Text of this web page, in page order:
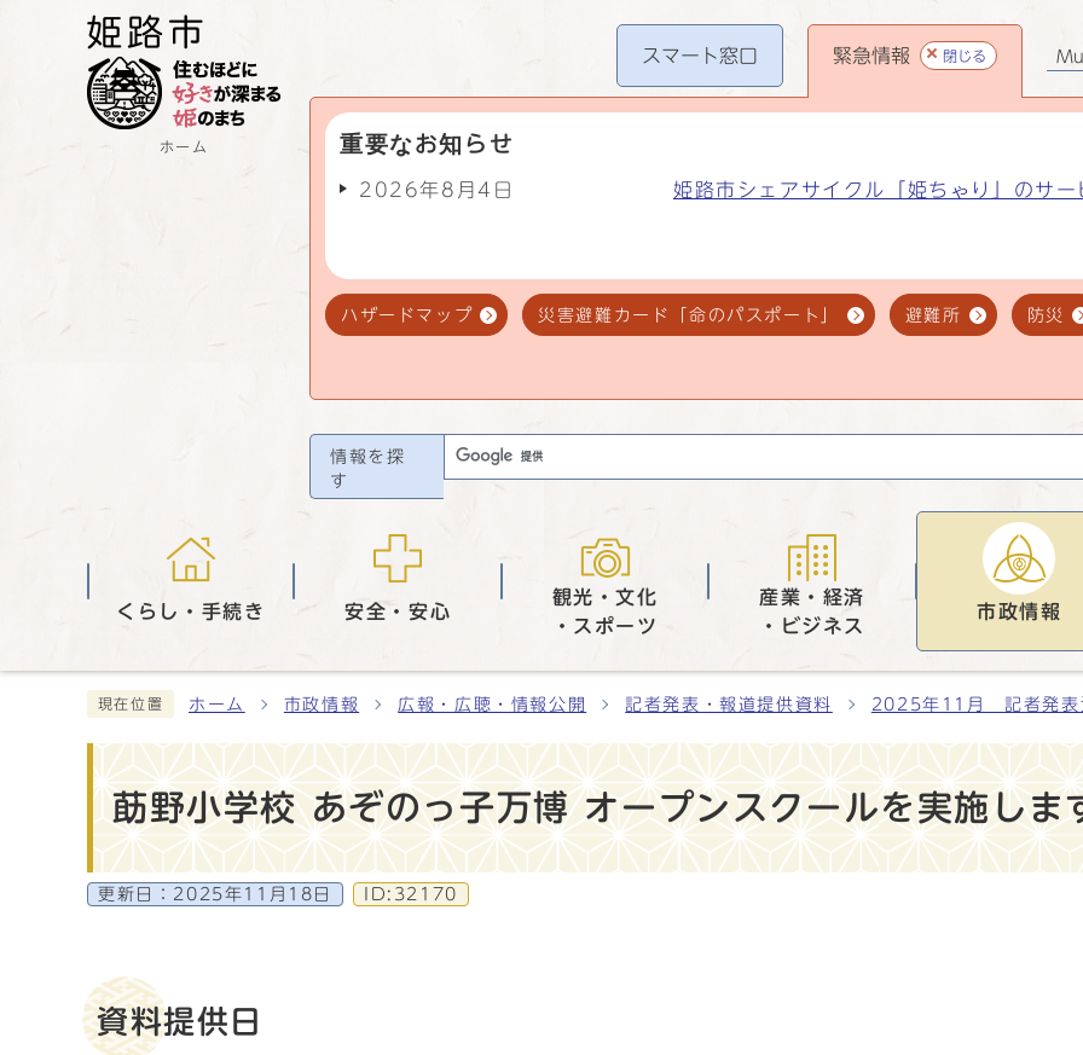
ホーム
スマート窓口 緊急情報 閉じる
重要なお知らせ
2026年8月4日 姫路市シェアサイクル「姫ちゃり」のサ
ハザードマップ 災害避難カード「命のパスポート」 避難所 防災
情報を探
す
くらし・手続き 安全・安心
観光・文化
・スポーツ
産業・経済
・ビジネス
市政情報
現在位置 ホーム 市政情報 広報・広聴・情報公開 記者発表・報道提供資料 2025年11月 記者発表
莇野小学校 あぞのっ子万博 オープンスクールを実施しま
更新日： 2025年11月18日 ID:32170
資料提供日